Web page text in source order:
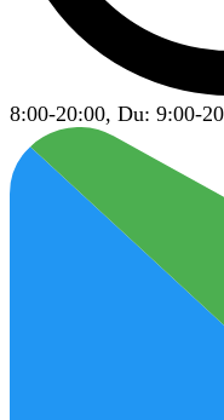
8:00-20:00, Du: 9:00-